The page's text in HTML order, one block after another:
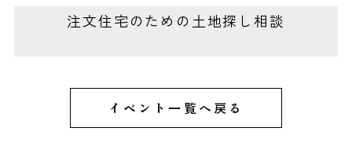
注文住宅のための土地探し相談
イベント一覧へ戻る